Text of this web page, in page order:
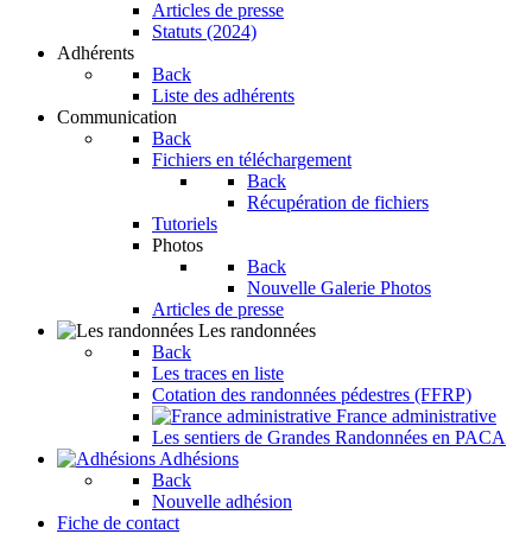
Articles de presse
Statuts (2024)
Adhérents
Back
Liste des adhérents
Communication
Back
Fichiers en téléchargement
Back
Récupération de fichiers
Tutoriels
Photos
Back
Nouvelle Galerie Photos
Articles de presse
Les randonnées
Back
Les traces en liste
Cotation des randonnées pédestres (FFRP)
France administrative
Les sentiers de Grandes Randonnées en PACA
Adhésions
Back
Nouvelle adhésion
Fiche de contact